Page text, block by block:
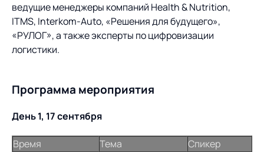
ведущие менеджеры компаний Health & Nutrition,
ITMS, Interkom-Auto, «Решения для будущего»,
«РУЛОГ», а также эксперты по цифровизации
логистики.
Программа мероприятия
День 1, 17 сентября
Время Тема Спикер